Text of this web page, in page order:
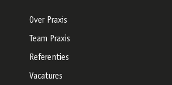
Over Praxis
Team Praxis
Referenties
Vacatures